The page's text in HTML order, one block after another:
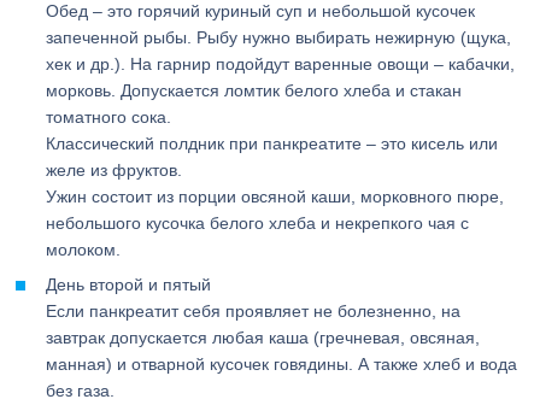
Обед – это горячий куриный суп и небольшой кусочек
запеченной рыбы. Рыбу нужно выбирать нежирную (щука,
хек и др.). На гарнир подойдут варенные овощи – кабачки,
морковь. Допускается ломтик белого хлеба и стакан
томатного сока.
Классический полдник при панкреатите – это кисель или
желе из фруктов.
Ужин состоит из порции овсяной каши, морковного пюре,
небольшого кусочка белого хлеба и некрепкого чая с
молоком.
День второй и пятый
Если панкреатит себя проявляет не болезненно, на
завтрак допускается любая каша (гречневая, овсяная,
манная) и отварной кусочек говядины. А также хлеб и вода
без газа.